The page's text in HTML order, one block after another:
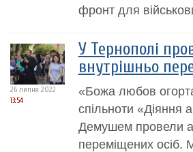
фронт для
26 липня 2022
13:54
У Тернополі
внутрішньо
«Божа любов
спільноти «Діяння
Демушем провели
переміщених осіб.